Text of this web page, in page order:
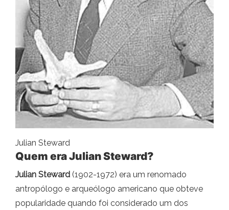
Julian Steward
Quem era Julian Steward?
Julian Steward (1902-1972) era um renomado
antropólogo e arqueólogo americano que obteve
popularidade quando foi considerado um dos